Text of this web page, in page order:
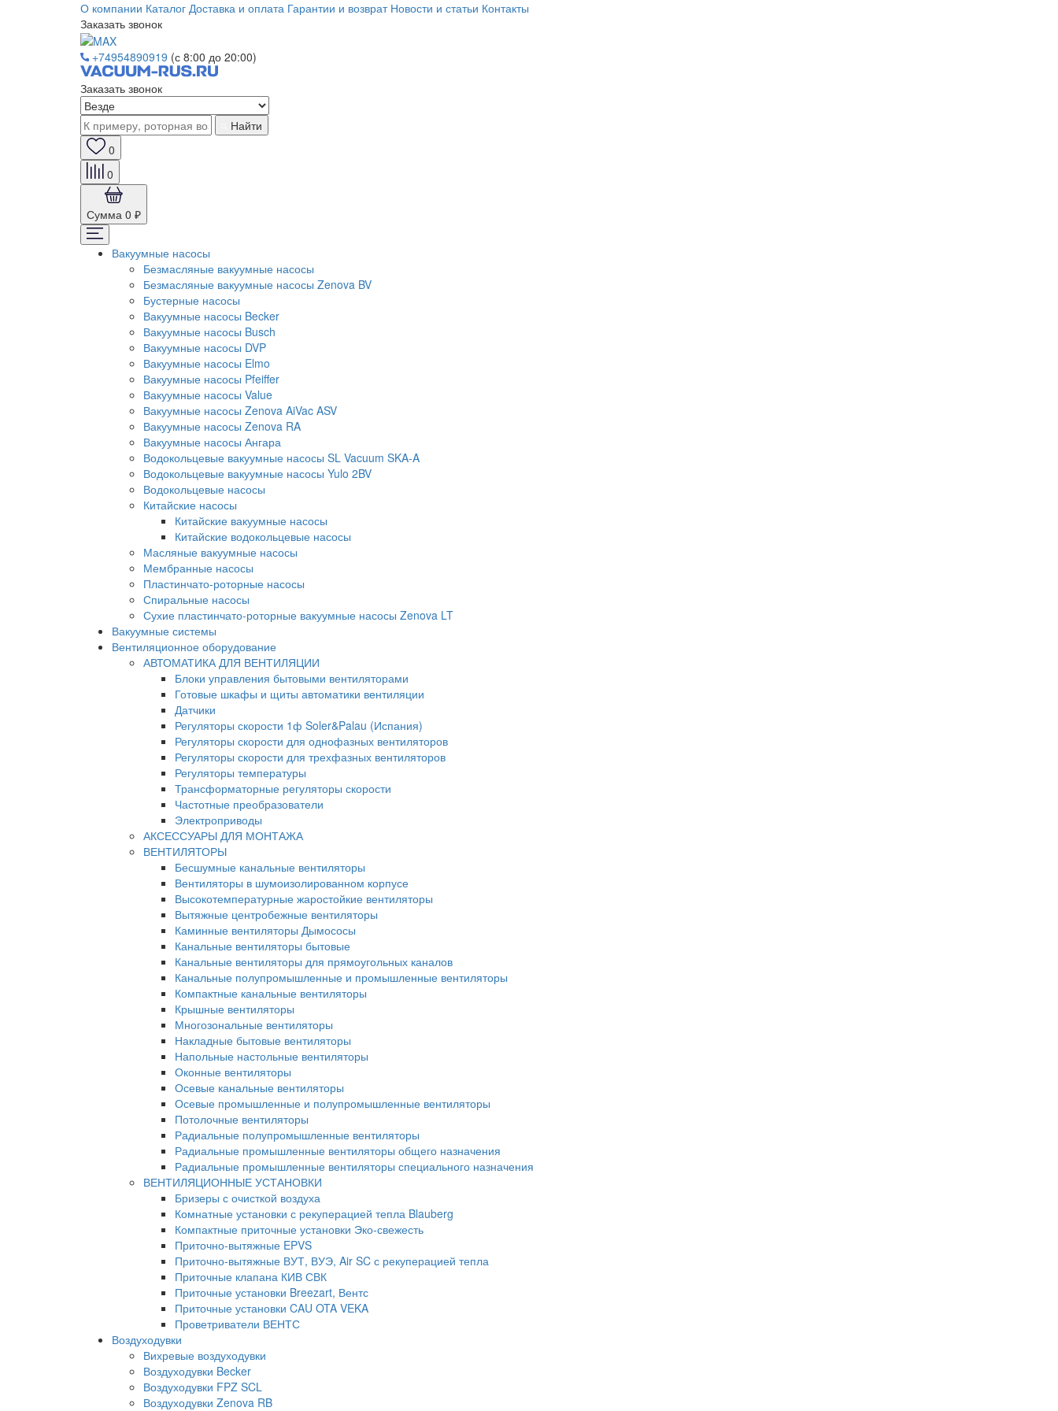
О компании Каталог Доставка и оплата Гарантии и возврат Новости и статьи Контакты
Заказать звонок
+74954890919 (с 8:00 до 20:00)
Заказать звонок
Найти
0
0
Сумма 0 ₽
Вакуумные насосы
Безмасляные вакуумные насосы
Безмасляные вакуумные насосы Zenova BV
Бустерные насосы
Вакуумные насосы Becker
Вакуумные насосы Busch
Вакуумные насосы DVP
Вакуумные насосы Elmo
Вакуумные насосы Pfeiffer
Вакуумные насосы Value
Вакуумные насосы Zenova AiVac ASV
Вакуумные насосы Zenova RA
Вакуумные насосы Ангара
Водокольцевые вакуумные насосы SL Vacuum SKA-A
Водокольцевые вакуумные насосы Yulo 2BV
Водокольцевые насосы
Китайские насосы
Китайские вакуумные насосы
Китайские водокольцевые насосы
Масляные вакуумные насосы
Мембранные насосы
Пластинчато-роторные насосы
Спиральные насосы
Сухие пластинчато-роторные вакуумные насосы Zenova LT
Вакуумные системы
Вентиляционное оборудование
АВТОМАТИКА ДЛЯ ВЕНТИЛЯЦИИ
Блоки управления бытовыми вентиляторами
Готовые шкафы и щиты автоматики вентиляции
Датчики
Регуляторы скорости 1ф Soler&Palau (Испания)
Регуляторы скорости для однофазных вентиляторов
Регуляторы скорости для трехфазных вентиляторов
Регуляторы температуры
Трансформаторные регуляторы скорости
Частотные преобразователи
Электроприводы
АКСЕССУАРЫ ДЛЯ МОНТАЖА
ВЕНТИЛЯТОРЫ
Бесшумные канальные вентиляторы
Вентиляторы в шумоизолированном корпусе
Высокотемпературные жаростойкие вентиляторы
Вытяжные центробежные вентиляторы
Каминные вентиляторы Дымососы
Канальные вентиляторы бытовые
Канальные вентиляторы для прямоугольных каналов
Канальные полупромышленные и промышленные вентиляторы
Компактные канальные вентиляторы
Крышные вентиляторы
Многозональные вентиляторы
Накладные бытовые вентиляторы
Напольные настольные вентиляторы
Оконные вентиляторы
Осевые канальные вентиляторы
Осевые промышленные и полупромышленные вентиляторы
Потолочные вентиляторы
Радиальные полупромышленные вентиляторы
Радиальные промышленные вентиляторы общего назначения
Радиальные промышленные вентиляторы специального назначения
ВЕНТИЛЯЦИОННЫЕ УСТАНОВКИ
Бризеры с очисткой воздуха
Комнатные установки с рекуперацией тепла Blauberg
Компактные приточные установки Эко-свежесть
Приточно-вытяжные EPVS
Приточно-вытяжные ВУТ, ВУЭ, Air SC с рекуперацией тепла
Приточные клапана КИВ СВК
Приточные установки Breezart, Вентс
Приточные установки CAU OTA VEKA
Проветриватели ВЕНТС
Воздуходувки
Вихревые воздуходувки
Воздуходувки Becker
Воздуходувки FPZ SCL
Воздуходувки Zenova RB